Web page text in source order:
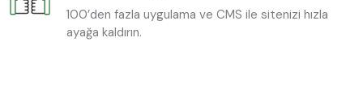
100’den fazla uygulama ve CMS ile sitenizi hızla
ayağa kaldırın.